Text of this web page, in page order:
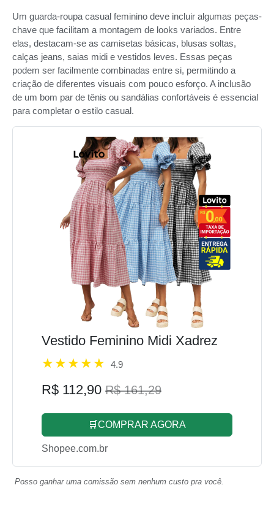
Um guarda-roupa casual feminino deve incluir algumas peças-
chave que facilitam a montagem de looks variados. Entre
elas, destacam-se as camisetas básicas, blusas soltas,
calças jeans, saias midi e vestidos leves. Essas peças
podem ser facilmente combinadas entre si, permitindo a
criação de diferentes visuais com pouco esforço. A inclusão
de um bom par de tênis ou sandálias confortáveis é essencial
para completar o estilo casual.
Vestido Feminino Midi Xadrez
4.9
R$ 112,90 R$ 161,29
🛒COMPRAR AGORA
Shopee.com.br
Posso ganhar uma comissão sem nenhum custo pra você.